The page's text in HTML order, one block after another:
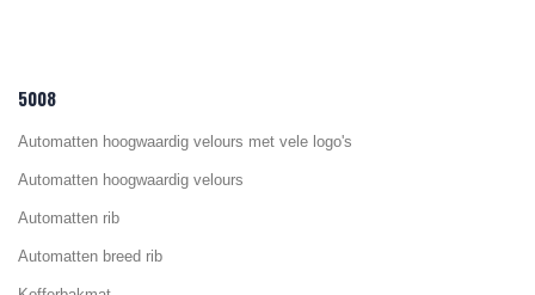
5008
Automatten hoogwaardig velours met vele logo's
Automatten hoogwaardig velours
Automatten rib
Automatten breed rib